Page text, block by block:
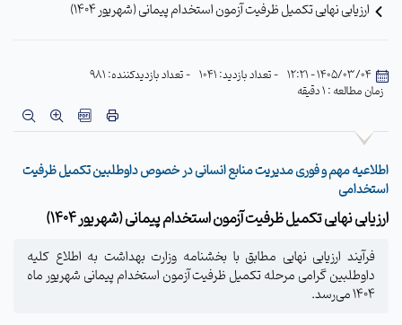
ارزیابی نهایی تکمیل ظرفیت آزمون استخدام پیمانی (شهریور ۱۴۰۴)
1405/03/04 - 12:21 - تعداد بازدید: 1041
- تعداد بازدیدکننده: 981
زمان مطالعه : 1 دقیقه
اطلاعیه مهم و فوری مدیریت منابع انسانی در خصوص داوطلبین تکمیل ظرفیت
استخدامی
ارزیابی نهایی تکمیل ظرفیت آزمون استخدام پیمانی (شهریور ۱۴۰۴)
فرآیند ارزیابی نهایی مطابق با بخشنامه وزارت بهداشت به اطلاع کلیه
داوطلبین گرامی مرحله تکمیل ظرفیت آزمون استخدام پیمانی شهریور ماه
۱۴۰۴ می‌رسد.